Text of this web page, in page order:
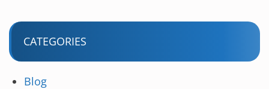
CATEGORIES
Blog